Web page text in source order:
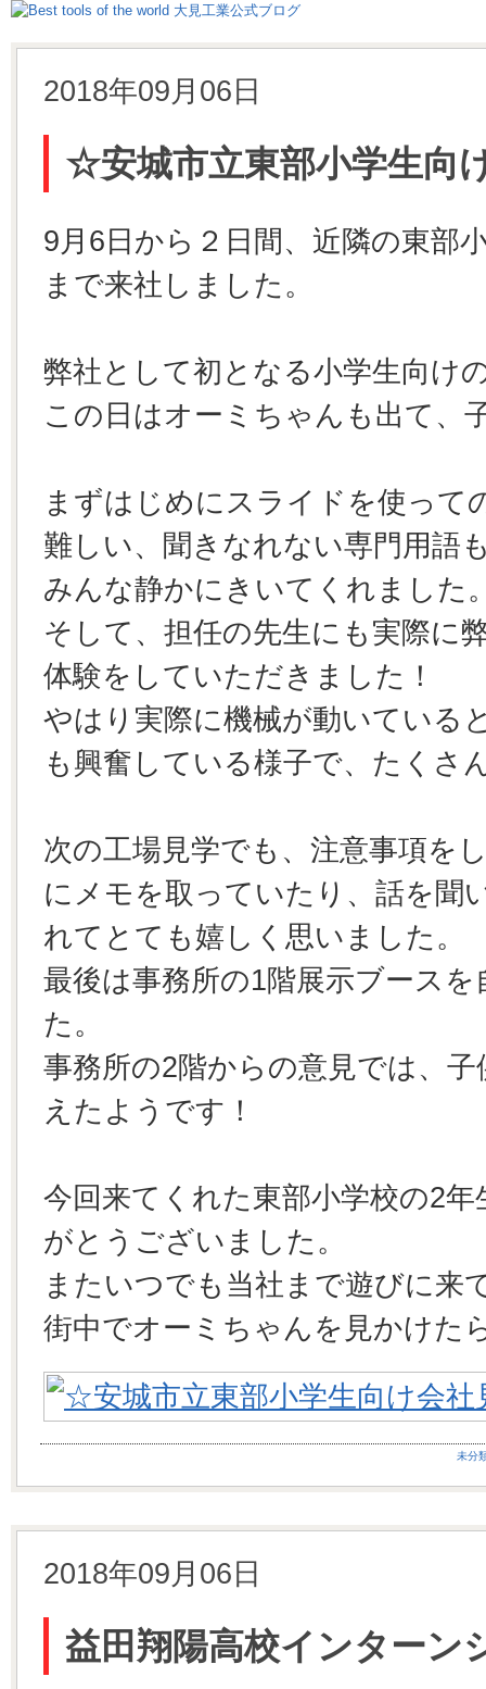
2018年09月06日
☆安城市立東部小学生向
9月6日から２日間、近隣の東部
まで来社しました。
弊社として初となる小学生向け
この日はオーミちゃんも出て、
まずはじめにスライドを使って
難しい、聞きなれない専門用語
みんな静かにきいてくれました
そして、担任の先生にも実際に
体験をしていただきました！
やはり実際に機械が動いている
も興奮している様子で、たくさ
次の工場見学でも、注意事項を
にメモを取っていたり、話を聞
れてとても嬉しく思いました。
最後は事務所の1階展示ブース
た。
事務所の2階からの意見では、
えたようです！
今回来てくれた東部小学校の2
がとうございました。
またいつでも当社まで遊びに来
街中でオーミちゃんを見かけた
未分
2018年09月06日
益田翔陽高校インターン